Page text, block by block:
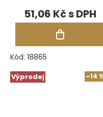
Solidscape
51,06 Kč
Kód: 18865
Výprodej –14